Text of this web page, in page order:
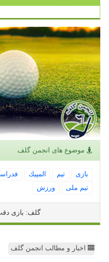
موضوع های انجمن گلف
بازی تیم المپیك
تیم ملی
ورزش
گلف: بازی
اخبار و مطالب انجمن گلف